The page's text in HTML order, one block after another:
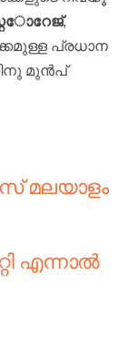
,
പ്രധാന
മുന്‍പ്
മലയാളം
എന്നാൽ